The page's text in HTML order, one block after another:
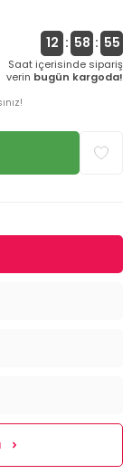
12 : 58 : 55
Saat içerisinde sipariş
verin bugün kargoda!